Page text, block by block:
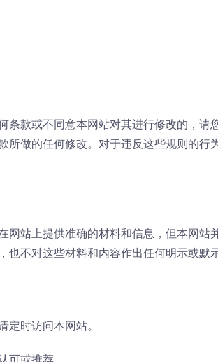
条款或不同意本网站对其进行修改的，请
做的任何修改。对于违反这些规则的行
网站上提供准确的材料和信息，但本网站
也不对这些材料和内容作出任何明示或默
定时访问本网站。
可或推荐。